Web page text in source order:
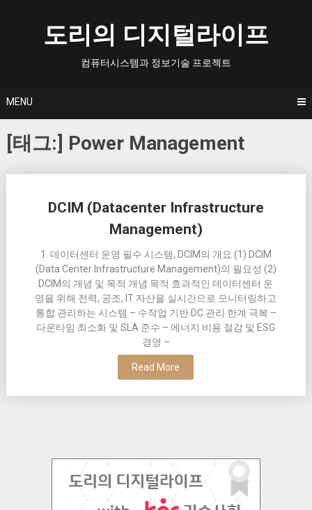
도리의 디지털라이프
컴퓨터시스템과 정보기술 프로젝트
MENU
[태그:] Power Management
DCIM (Datacenter Infrastructure
Management)
1. 데이터센터 운영 필수 시스템, DCIM의 개요 (1) DCIM
(Data Center Infrastructure Management)의 필요성 (2)
DCIM의 개념 및 목적 개념 목적 효과적인 데이터센터 운
영을 위해 전력, 공조, IT 자산을 실시간으로 모니터링하고
통합 관리하는 시스템 – 수작업 기반 DC 관리 한계 극복 –
다운타임 최소화 및 SLA 준수 – 에너지 비용 절감 및 ESG
경영 –
Read More
navigation